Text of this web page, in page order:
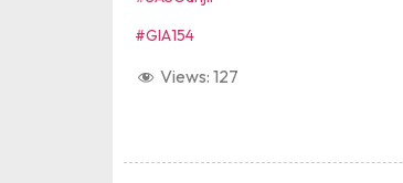
#GIA154
Views: 127